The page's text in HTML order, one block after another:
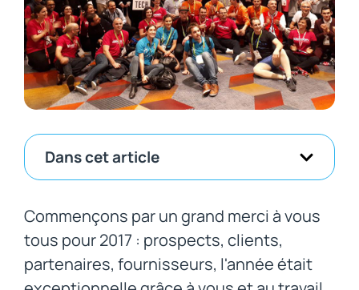
Dans cet article
Commençons par un grand merci à vous
tous pour 2017 : prospects, clients,
partenaires, fournisseurs, l'année était